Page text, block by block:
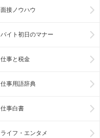
面接ノウハウ
バイト初日のマナー
仕事と税金
仕事用語辞典
仕事白書
ライフ・エンタメ